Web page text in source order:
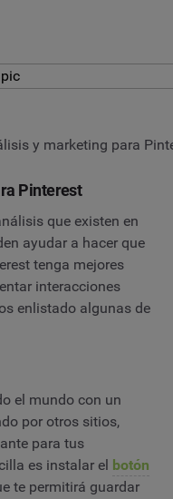
y marketing para
Pinterest
que existen en
ayudar a hacer que
tenga mejores
interacciones
enlistado algunas de
el mundo con un
por otros sitios,
para tus
es instalar el botón
te permitirá guardar